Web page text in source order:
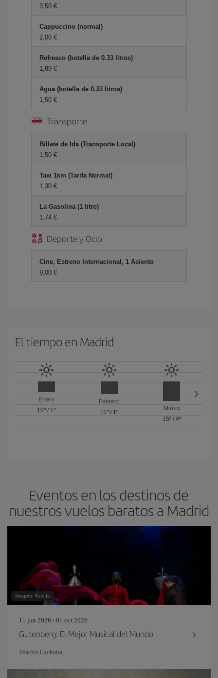
3,50 €
Cappuccino (normal)
2,00 €
Refresco (botella de 0.33 litros)
1,89 €
Agua (botella de 0.33 litros)
1,50 €
Transporte
Billete de Ida (Transporte Local)
1,50 €
Taxi 1km (Tarifa Normal)
1,30 €
La Gasolina (1 litro)
1,74 €
Deporte y Ocio
Cine, Estreno Internacional, 1 Asiento
9,00 €
El tiempo en Madrid
Enero
10º / 1º
Febrero
11º/ 1º
Marzo
15º/ 4º
Eventos en los destinos de
nuestros vuelos baratos a Madrid
Imagen: Kozlik
11 jun 2026 - 01 oct 2026
Gutenberg: El Mejor Musical del Mundo
Teatros Luchana